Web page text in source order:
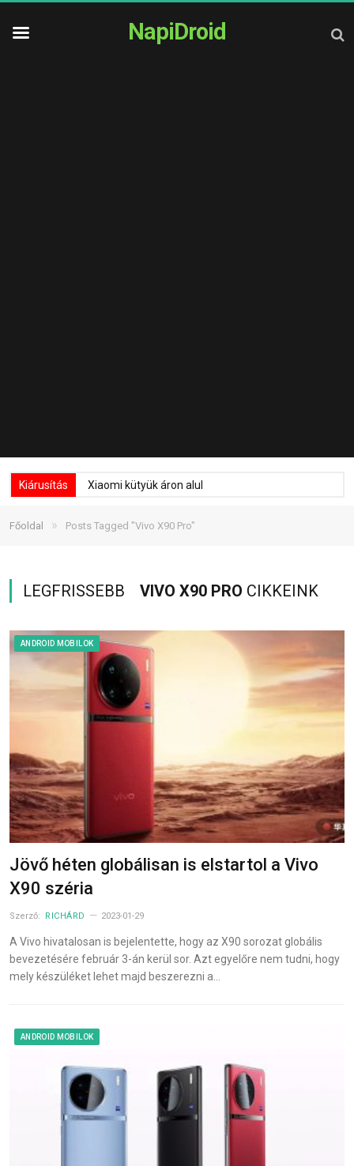
NapiDroid
Kiárusítás Xiaomi kütyük áron alul
Főoldal » Posts Tagged "Vivo X90 Pro"
LEGFRISSEBB VIVO X90 PRO CIKKEINK
ANDROID MOBILOK
Jövő héten globálisan is elstartol a Vivo
X90 széria
Szerző: RICHÁRD 2023-01-29
A Vivo hivatalosan is bejelentette, hogy az X90 sorozat globális
bevezetésére február 3-án kerül sor. Azt egyelőre nem tudni, hogy
mely készüléket lehet majd beszerezni a…
ANDROID MOBILOK